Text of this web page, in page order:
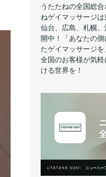
うたたねの全国総
ねゲイマッサージは
仙台、広島、札幌
開中！「あなたの
たゲイマッサージ
全国のお客様が気
ける世界を！